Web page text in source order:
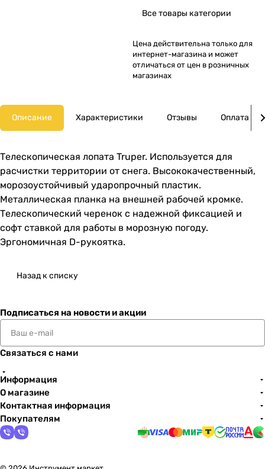
Все товары категории
Цена действительна только для
интернет-магазина и может
отличаться от цен в розничных
магазинах
Описание Характеристики Отзывы Оплата
Телескопическая лопата Truper. Используется для
расчистки территории от снега. Высококачественный,
морозоустойчивый ударопрочный пластик.
Металлическая планка на внешней рабочей кромке.
Телескопический черенок с надежной фиксацией и
софт ставкой для работы в морозную погоду.
Эргономичная D-рукоятка.
Назад к списку
Подписаться на новости и акции
Связаться с нами
Информация
О магазине
Контактная информация
Покупателям